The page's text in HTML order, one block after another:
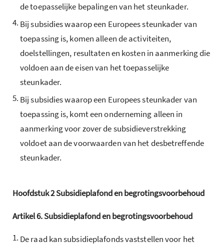
de toepasselijke bepalingen van het steunkader.
4. Bij subsidies waarop een Europees steunkader van
toepassing is, komen alleen de activiteiten,
doelstellingen, resultaten en kosten in aanmerking die
voldoen aan de eisen van het toepasselijke
steunkader.
5. Bij subsidies waarop een Europees steunkader van
toepassing is, komt een onderneming alleen in
aanmerking voor zover de subsidieverstrekking
voldoet aan de voorwaarden van het desbetreffende
steunkader.
Hoofdstuk2Subsidieplafond en begrotingsvoorbehoud
Artikel6.Subsidieplafond en begrotingsvoorbehoud
1. De raad kan subsidieplafonds vaststellen voor het